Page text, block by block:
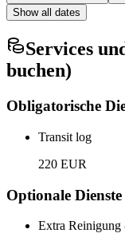
Show all dates
Services
buchen)
Obligatorische
Transit log
220 EUR
Optionale Dienste
Extra Reinigung